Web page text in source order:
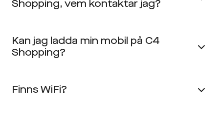
Shopping, vem kontaktar jag?
Kan jag ladda min mobil på C4
Shopping?
Finns WiFi?